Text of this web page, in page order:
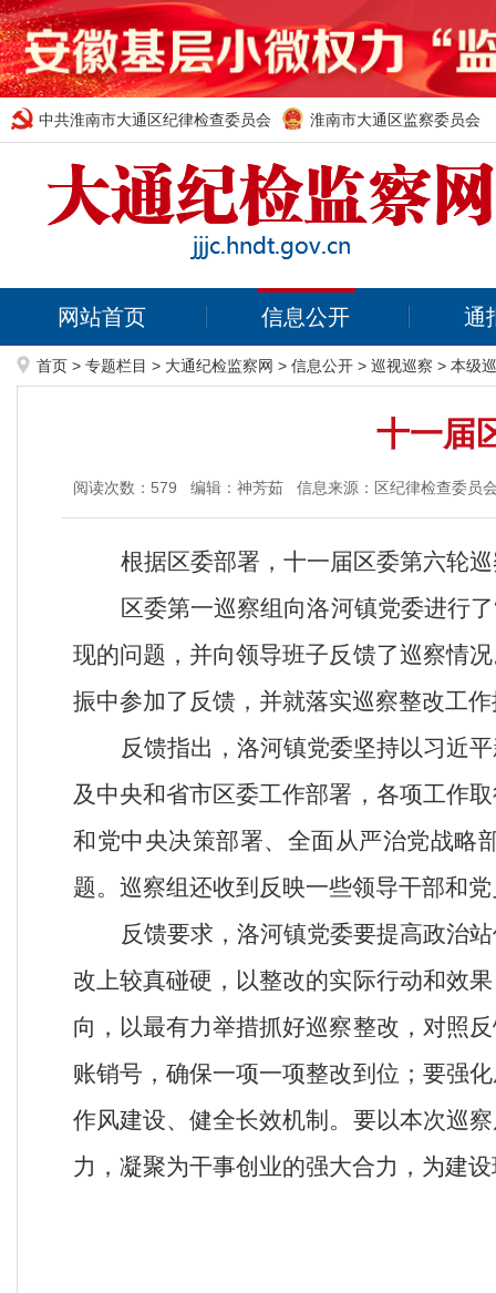
中共淮南市大通区纪律检查委员会 淮南市大通区监察委员会
网站首页 信息公开 通
首页 > 专题栏目 > 大通纪检监察网 > 信息公开 > 巡视巡察 > 本级
十一届
阅读次数： 579 编辑：神芳茹 信息来源：区纪律检查委员
根据区委部署，十一届 区委第六轮
区委第一巡察组向洛河镇党委进行了
现的问题，并向领导班子反馈了巡察情
振中参加了反馈，并就落实巡察整改工
反馈指出， 洛河镇党委坚持以习近
及中央和省市区委工作部署，各项工作
和党中央决策部署、全面从严治党战略
题。巡察组还收到反映一些领导干部和
反馈要求， 洛河镇党委要提高政治
改上较真碰硬，以整改的实际行动和效
向，以最有力举措抓好巡察整改，对照
账销号，确保一项一项整改到位；要强
作风建设、健全长效机制 。 要以本次巡
力，凝聚为干事创业的强大合力，为建